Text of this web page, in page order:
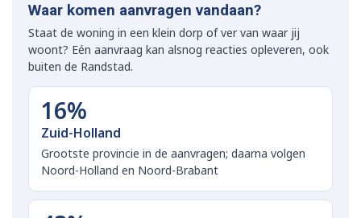
Waar komen aanvragen vandaan?
Staat de woning in een klein dorp of ver van waar jij
woont? Eén aanvraag kan alsnog reacties opleveren, ook
buiten de Randstad.
16%
Zuid-Holland
Grootste provincie in de aanvragen; daarna volgen
Noord-Holland en Noord-Brabant